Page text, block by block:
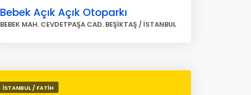
Bebek Açık Açık Otoparkı
BEBEK MAH. CEVDETPAŞA CAD. BEŞİKTAŞ / İSTANBUL
İSTANBUL / FATİH